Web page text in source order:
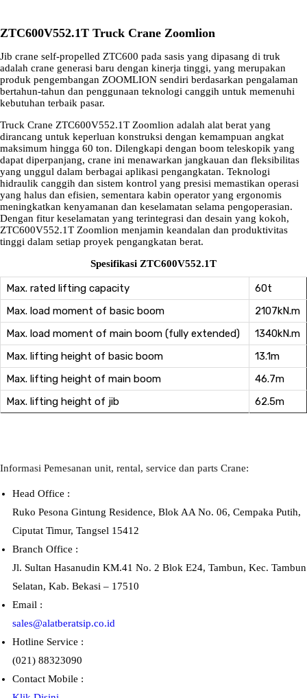
ZTC600V552.1T Truck Crane Zoomlion
Jib crane self-propelled ZTC600 pada sasis yang dipasang di truk
adalah crane generasi baru dengan kinerja tinggi, yang merupakan
produk pengembangan ZOOMLION sendiri berdasarkan pengalaman
bertahun-tahun dan penggunaan teknologi canggih untuk memenuhi
kebutuhan terbaik pasar.
Truck Crane ZTC600V552.1T Zoomlion adalah alat berat yang
dirancang untuk keperluan konstruksi dengan kemampuan angkat
maksimum hingga 60 ton. Dilengkapi dengan boom teleskopik yang
dapat diperpanjang, crane ini menawarkan jangkauan dan fleksibilitas
yang unggul dalam berbagai aplikasi pengangkatan. Teknologi
hidraulik canggih dan sistem kontrol yang presisi memastikan operasi
yang halus dan efisien, sementara kabin operator yang ergonomis
meningkatkan kenyamanan dan keselamatan selama pengoperasian.
Dengan fitur keselamatan yang terintegrasi dan desain yang kokoh,
ZTC600V552.1T Zoomlion menjamin keandalan dan produktivitas
tinggi dalam setiap proyek pengangkatan berat.
Spesifikasi ZTC600V552.1T
Max. rated lifting capacity
60t
Max. load moment of basic boom
2107kN.m
Max. load moment of main boom (fully extended)
1340kN.m
Max. lifting height of basic boom
13.1m
Max. lifting height of main boom
46.7m
Max. lifting height of jib
62.5m
Informasi Pemesanan unit, rental, service dan parts Crane:
Head Office :
Ruko Pesona Gintung Residence, Blok AA No. 06, Cempaka Putih,
Ciputat Timur, Tangsel 15412
Branch Office :
Jl. Sultan Hasanudin KM.41 No. 2 Blok E24, Tambun, Kec. Tambun
Selatan, Kab. Bekasi – 17510
Email :
sales@alatberatsip.co.id
Hotline Service :
(021) 88323090
Contact Mobile :